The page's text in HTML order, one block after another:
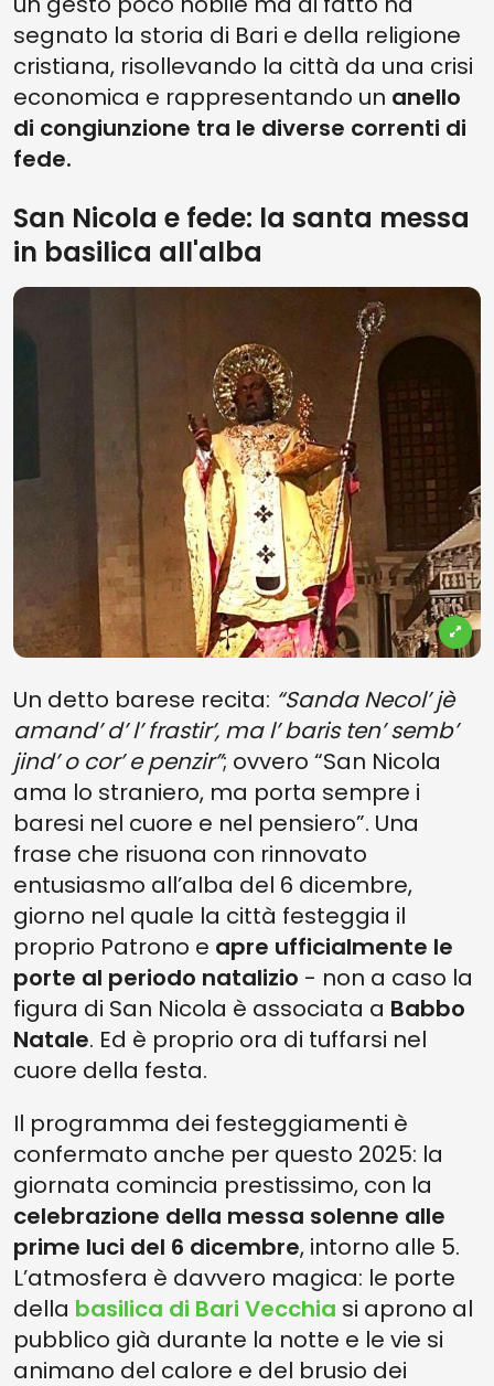
segnato la storia di Bari e della religione
cristiana, risollevando la città da una crisi
economica e rappresentando un anello
di congiunzione tra le diverse correnti di
fede.
San Nicola e fede: la santa messa
in basilica all'alba
Un detto barese recita: “Sanda Necol’ jè
amand’ d’ l’ frastir’, ma l’ baris ten’ semb’
jind’ o cor’ e penzir”; ovvero “San Nicola
ama lo straniero, ma porta sempre i
baresi nel cuore e nel pensiero”. Una
frase che risuona con rinnovato
entusiasmo all’alba del 6 dicembre,
giorno nel quale la città festeggia il
proprio Patrono e apre ufficialmente le
porte al periodo natalizio - non a caso la
figura di San Nicola è associata a Babbo
Natale. Ed è proprio ora di tuffarsi nel
cuore della festa.
Il programma dei festeggiamenti è
confermato anche per questo 2025: la
giornata comincia prestissimo, con la
celebrazione della messa solenne alle
prime luci del 6 dicembre, intorno alle 5.
L’atmosfera è davvero magica: le porte
della basilica di Bari Vecchia si aprono al
pubblico già durante la notte e le vie si
animano del calore e del brusio dei